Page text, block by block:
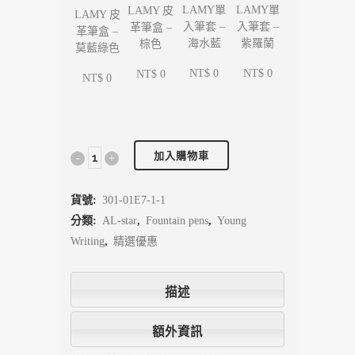
LAMY 皮
革筆盒 –
莫藍綠色
NT$ 0
LAMY 皮
革筆盒 –
棕色
NT$ 0
LAMY單
入筆套 –
海水藍
NT$ 0
LAMY單
入筆套 –
紫羅蘭
NT$ 0
加入購物車
貨號: 301-01E7-1-1
分類: AL-star, Fountain pens, Young
Writing, 精選優惠
描述
額外資訊